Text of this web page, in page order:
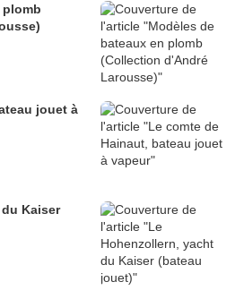
plomb
jouet à
Kaiser